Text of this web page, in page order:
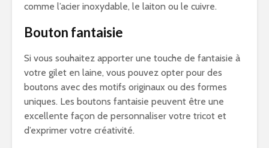
comme l’acier inoxydable, le laiton ou le cuivre.
Bouton fantaisie
Si vous souhaitez apporter une touche de fantaisie à
votre gilet en laine, vous pouvez opter pour des
boutons avec des motifs originaux ou des formes
uniques. Les boutons fantaisie peuvent être une
excellente façon de personnaliser votre tricot et
d’exprimer votre créativité.